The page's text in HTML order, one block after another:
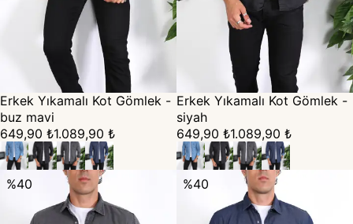
Erkek Yıkamalı Kot Gömlek -
buz mavi
649,90 ₺1.089,90 ₺
Erkek Yıkamalı Kot Gömlek -
siyah
649,90 ₺1.089,90 ₺
%40 %40